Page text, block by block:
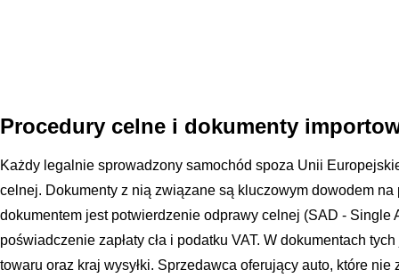
Procedury celne i dokumenty
Każdy legalnie sprowadzony samochód spoza Unii
celnej. Dokumenty z nią związane są kluczowym dowodem
dokumentem jest potwierdzenie odprawy celnej (SAD - Single
poświadczenie zapłaty cła i podatku VAT. W dokumentach
towaru oraz kraj wysyłki. Sprzedawca oferujący auto, które nie